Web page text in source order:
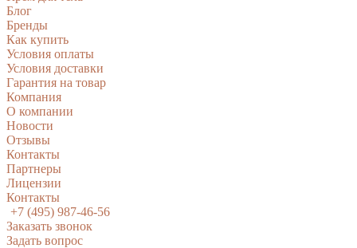
Блог
Бренды
Как купить
Условия оплаты
Условия доставки
Гарантия на товар
Компания
О компании
Новости
Отзывы
Контакты
Партнеры
Лицензии
Контакты
+7 (495) 987-46-56
Заказать звонок
Задать вопрос